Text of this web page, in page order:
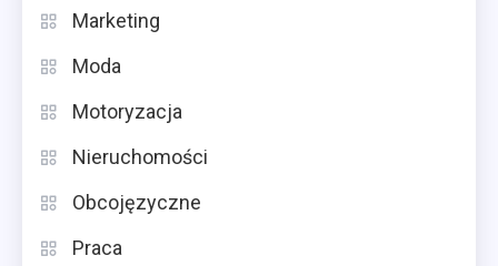
Marketing
Moda
Motoryzacja
Nieruchomości
Obcojęzyczne
Praca